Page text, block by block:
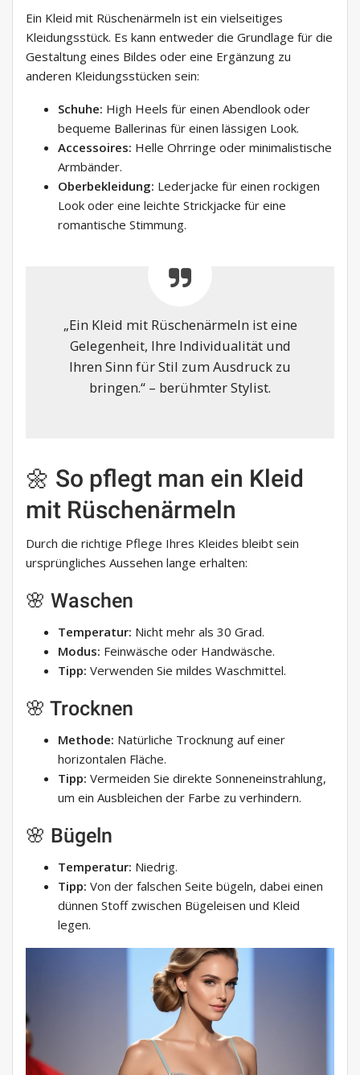
Ein Kleid mit Rüschenärmeln ist ein vielseitiges
Kleidungsstück. Es kann entweder die Grundlage für die
Gestaltung eines Bildes oder eine Ergänzung zu
anderen Kleidungsstücken sein:
Schuhe: High Heels für einen Abendlook oder
bequeme Ballerinas für einen lässigen Look.
Accessoires: Helle Ohrringe oder minimalistische
Armbänder.
Oberbekleidung: Lederjacke für einen rockigen
Look oder eine leichte Strickjacke für eine
romantische Stimmung.
„Ein Kleid mit Rüschenärmeln ist eine
Gelegenheit, Ihre Individualität und
Ihren Sinn für Stil zum Ausdruck zu
bringen.“ – berühmter Stylist.
🌼 So pflegt man ein Kleid
mit Rüschenärmeln
Durch die richtige Pflege Ihres Kleides bleibt sein
ursprüngliches Aussehen lange erhalten:
🌸 Waschen
Temperatur: Nicht mehr als 30 Grad.
Modus: Feinwäsche oder Handwäsche.
Tipp: Verwenden Sie mildes Waschmittel.
🌸 Trocknen
Methode: Natürliche Trocknung auf einer
horizontalen Fläche.
Tipp: Vermeiden Sie direkte Sonneneinstrahlung,
um ein Ausbleichen der Farbe zu verhindern.
🌸 Bügeln
Temperatur: Niedrig.
Tipp: Von der falschen Seite bügeln, dabei einen
dünnen Stoff zwischen Bügeleisen und Kleid
legen.